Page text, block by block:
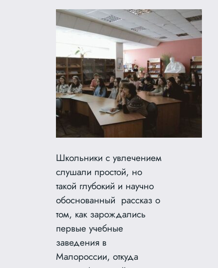
Школьники с увлечением
слушали простой, но
такой глубокий и научно
обоснованный рассказ о
том, как зарождались
первые учебные
заведения в
Малороссии, откуда